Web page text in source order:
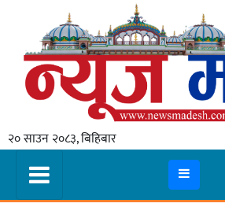
२० साउन २०८३, बिहिबार
गृहपृष्ठ
स्थानीय
प्रदेश